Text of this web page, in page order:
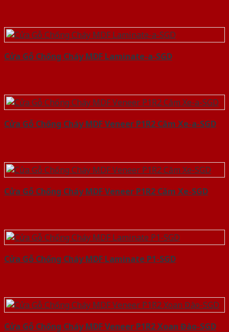
Cửa Gỗ Chống Cháy MDF Laminate-a-SGD
Cửa Gỗ Chống Cháy MDF Veneer P1R2 Căm Xe-a-SGD
Cửa Gỗ Chống Cháy MDF Veneer P1R2 Căm Xe-SGD
Cửa Gỗ Chống Cháy MDF Laminate P1-SGD
Cửa Gỗ Chống Cháy MDF Veneer P1R2 Xoan Đào-SGD